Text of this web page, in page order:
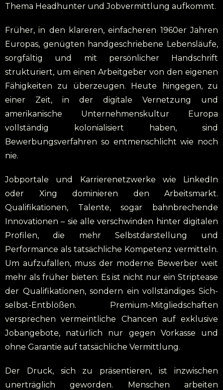
Thema Headhunter und Jobvermittlung aufkommt.
Früher, in den klareren, einfacheren 1960er Jahren
Europas, genügten handgeschriebene Lebensläufe,
sorgfältig und mit persönlicher Handschrift
strukturiert, um einen Arbeitgeber von den eigenen
Fähigkeiten zu überzeugen. Heute hingegen, zu
einer Zeit, in der digitale Vernetzung und
amerikanische Unternehmenskultur Europa
vollständig kolonialisiert haben, sind
Bewerbungsverfahren so entmenschlicht wie noch
nie.
Jobportale und Karrierenetzwerke wie LinkedIn
oder Xing dominieren den Arbeitsmarkt.
Qualifikationen, Talente, sogar bahnbrechende
Innovationen – sie alle verschwinden hinter digitalen
Profilen, die mehr Selbstdarstellung und
Performance als tatsächliche Kompetenz vermitteln.
Um aufzufallen, muss der moderne Bewerber weit
mehr als früher bieten: Es ist nicht nur ein Striptease
der Qualifikationen, sondern ein vollständiges Sich-
selbst-Entblößen. Premium-Mitgliedschaften
versprechen vermeintliche Chancen auf exklusive
Jobangebote, natürlich nur gegen Vorkasse und
ohne Garantie auf tatsächliche Vermittlung.
Der Druck, sich zu präsentieren, ist inzwischen
unerträglich geworden. Menschen arbeiten